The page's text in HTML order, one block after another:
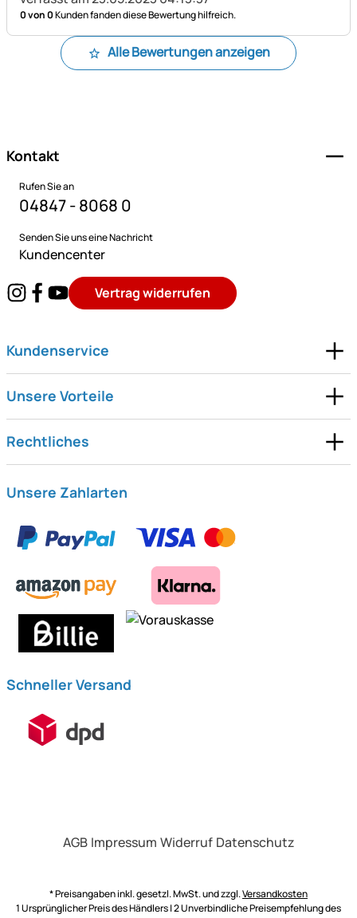
0 von 0Kunden fanden diese Bewertung hilfreich.
Alle Bewertungen anzeigen
Kontakt
Rufen Sie an
04847 - 8068 0
Senden Sie uns eine Nachricht
Kundencenter
Vertrag widerrufen
Kundenservice
Unsere Vorteile
Rechtliches
Unsere Zahlarten
Schneller Versand
AGB Impressum Widerruf Datenschutz
* Preisangaben inkl. gesetzl. MwSt. und zzgl.Versandkosten
1 Ursprünglicher Preis des Händlers | 2 Unverbindliche Preisempfehlung des